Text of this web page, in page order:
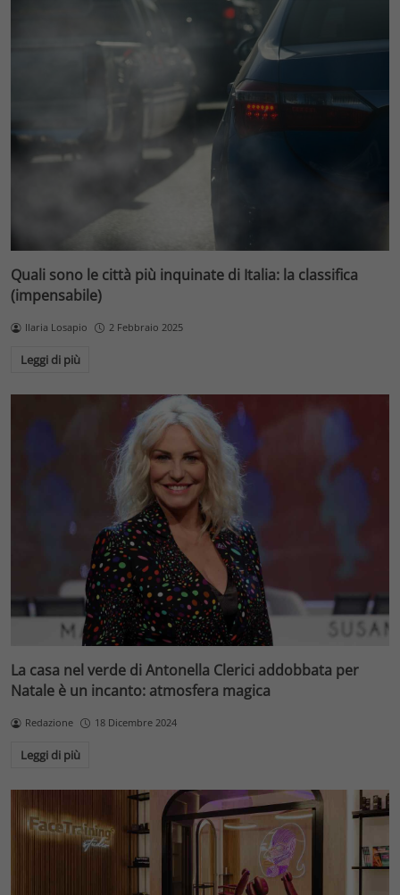
Quali sono le città più inquinate di Italia: la classifica
(impensabile)
Ilaria Losapio 2 Febbraio 2025
Leggi di più
La casa nel verde di Antonella Clerici addobbata per
Natale è un incanto: atmosfera magica
Redazione 18 Dicembre 2024
Leggi di più